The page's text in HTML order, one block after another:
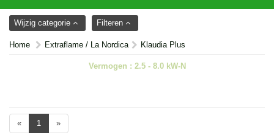
Wijzig categorie Filteren
Home Extraflame / La Nordica Klaudia Plus
Vermogen : 2.5 - 8.0 kW-N
« 1 »